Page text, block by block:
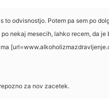
odvisnostjo. Potem pa sem po
nekaj mesecih, lahko recem, da
za nov zacetek.